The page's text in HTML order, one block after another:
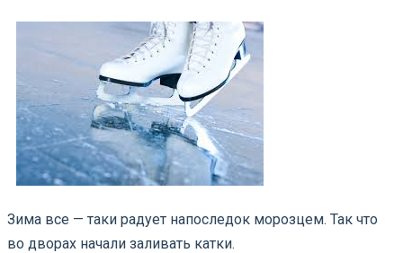
Зима все — таки радует напоследок морозцем. Так что
во дворах начали заливать катки.